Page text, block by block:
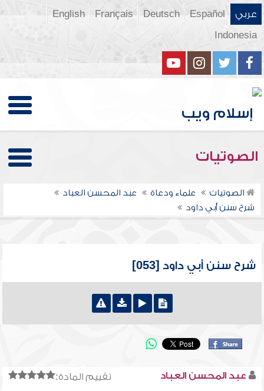
عربي Español
Deutsch
Français
English
Indonesia
الصوتيات
الصوتيات علماء ودعاة
عبد المحسن العباد
شرح سنن أبي داود
شرح سنن أبي داود [053]
تقييم المادة: عبد المحسن العباد